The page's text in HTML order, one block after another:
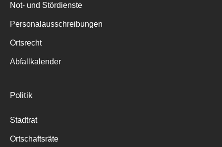
Not- und Stördienste
Personalausschreibungen
Ortsrecht
Abfallkalender
Politik
Stadtrat
Ortschaftsräte